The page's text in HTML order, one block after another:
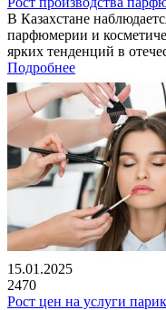
В Казахстане
парфюмерии и
ярких тенденций в
Подробнее
15.01.2025
2470
Рост цен на услуги